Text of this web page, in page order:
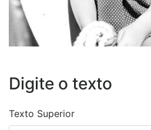
Digite o texto
Texto Superior